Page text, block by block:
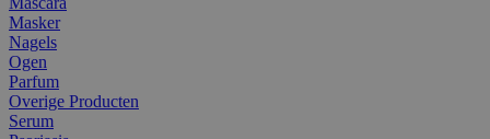
Masker
Nagels
Ogen
Parfum
Overige Producten
Serum